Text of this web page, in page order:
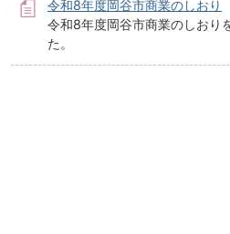
令和8年度岡谷市商業のしおり
令和8年度岡谷市商業のしおり
た。